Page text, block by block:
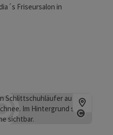
Friseursalon in
geöffnet
geöffnet
der Union Vorderstoder